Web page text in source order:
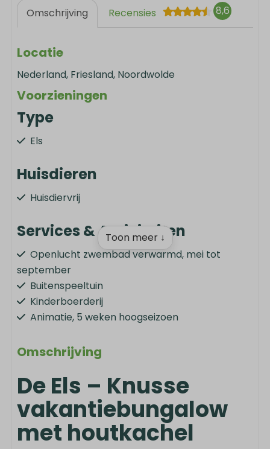
Omschrijving Recensies 8,6
Locatie
Nederland, Friesland, Noordwolde
Voorzieningen
Type
Els
Huisdieren
Huisdiervrij
Services & Activiteiten
Openlucht zwembad verwarmd, mei tot
september
Buitenspeeltuin
Kinderboerderij
Animatie, 5 weken hoogseizoen
Fietsverhuur
Oplaadpunt elektrische auto's
Ontbijtservice
Voetbalveld
Oplaadpunt elektrische fietsen
Toon meer ↓
Omschrijving
De Els – Knusse
vakantiebungalow
met houtkachel